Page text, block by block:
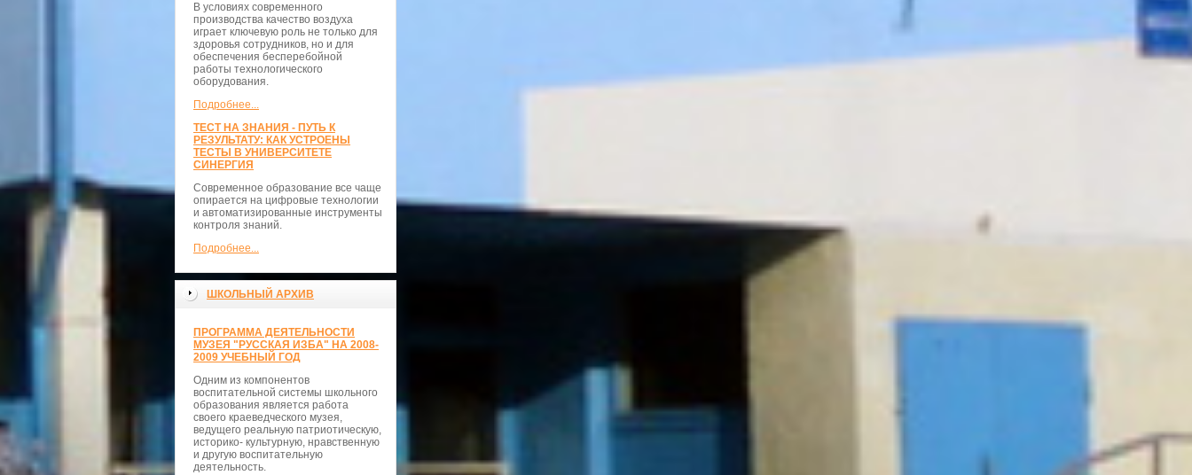
В условиях современного
производства качество воздуха
играет ключевую роль не только для
здоровья сотрудников, но и для
обеспечения бесперебойной
работы технологического
оборудования.
Подробнее...
ТЕСТ НА ЗНАНИЯ - ПУТЬ К
РЕЗУЛЬТАТУ: КАК УСТРОЕНЫ
ТЕСТЫ В УНИВЕРСИТЕТЕ
СИНЕРГИЯ
Современное образование все чаще
опирается на цифровые технологии
и автоматизированные инструменты
контроля знаний.
Подробнее...
ШКОЛЬНЫЙ АРХИВ
ПРОГРАММА ДЕЯТЕЛЬНОСТИ
МУЗЕЯ "РУССКАЯ ИЗБА" НА 2008-
2009 УЧЕБНЫЙ ГОД
Одним из компонентов
воспитательной системы школьного
образования является работа
своего краеведческого музея,
ведущего реальную патриотическую,
историко- культурную, нравственную
и другую воспитательную
деятельность.